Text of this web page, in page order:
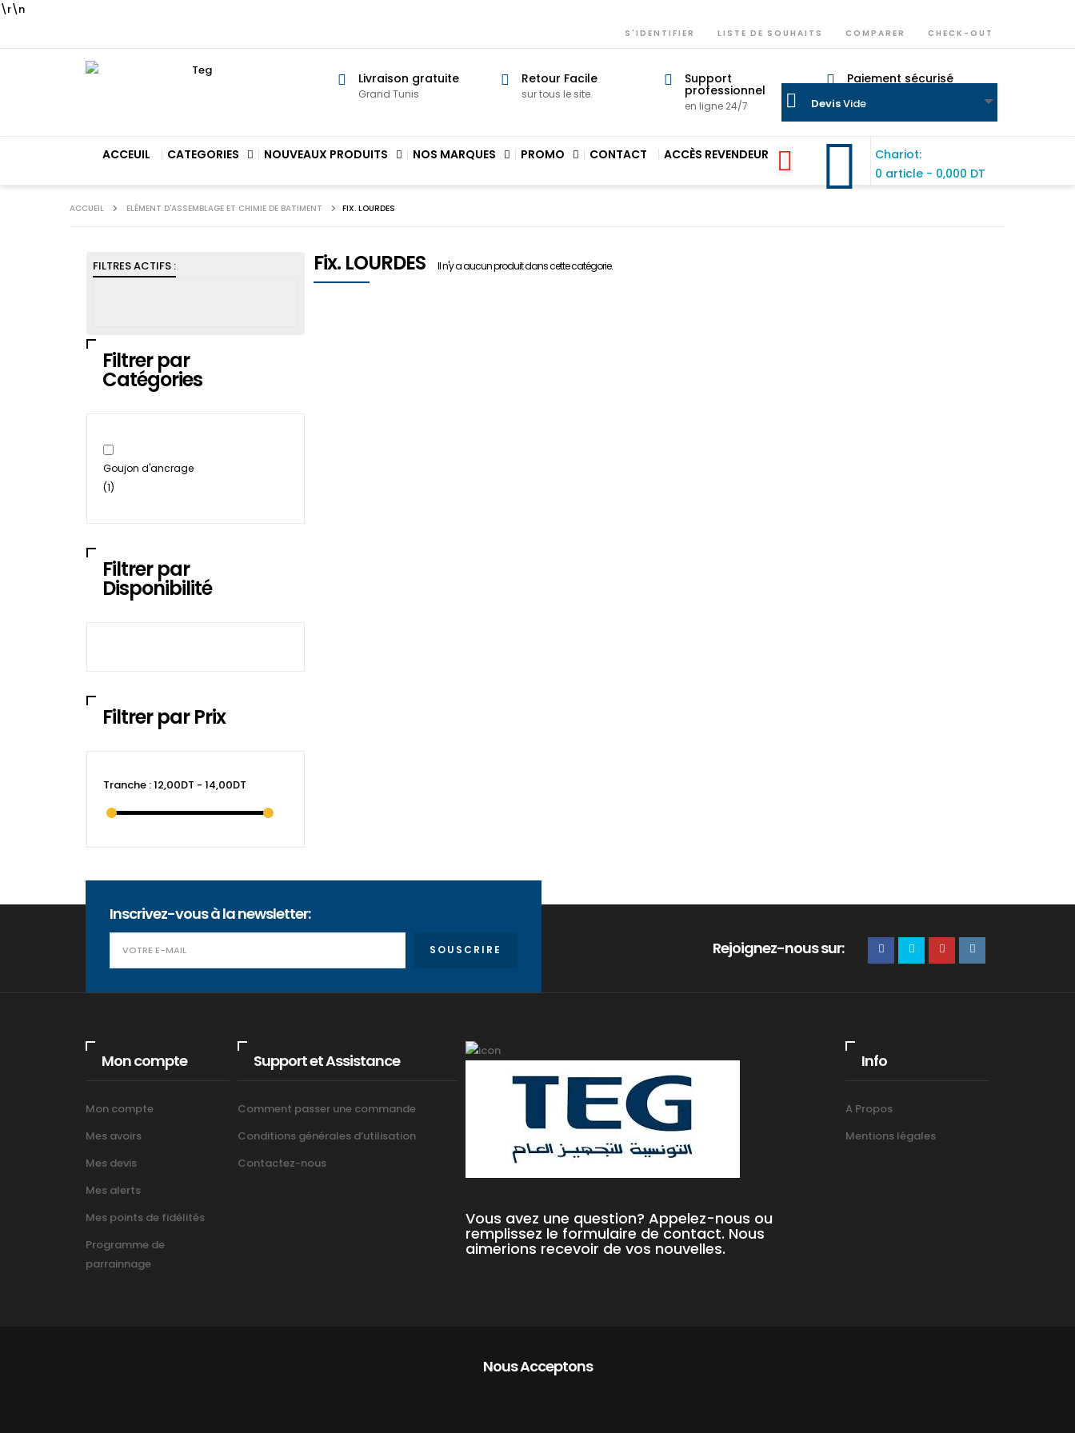
\r\n
S'IDENTIFIER LISTE DE SOUHAITS COMPARER CHECK-OUT
Livraison gratuite
Grand Tunis
Retour Facile
sur tous le site.
Support
professionnel
en ligne 24/7
Paiement sécurisé
ACCEUIL CATEGORIES NOUVEAUX PRODUITS NOS MARQUES PROMO CONTACT ACCÈS REVENDEUR
Chariot:
0 article - 0,000 DT
DevisVide
ACCUEIL ELÉMENT D'ASSEMBLAGE ET CHIMIE DE BATIMENT FIX. LOURDES
FILTRES ACTIFS :
Filtrer par
Catégories
Goujon d'ancrage
(1)
Filtrer par
Disponibilité
Filtrer par Prix
Tranche :12,00DT - 14,00DT
Fix. LOURDES Il n'y a aucun produit dans cette catégorie.
Inscrivez-vous à la newsletter:
SOUSCRIRE Rejoignez-nous sur:
Mon compte
Mon compte
Mes avoirs
Mes devis
Mes alerts
Mes points de fidélités
Programme de
parrainnage
Support et Assistance
Comment passer une commande
Conditions générales d’utilisation
Contactez-nous
Vous avez une question? Appelez-nous ou
remplissez le formulaire de contact. Nous
aimerions recevoir de vos nouvelles.
Info
A Propos
Mentions légales
Nous Acceptons